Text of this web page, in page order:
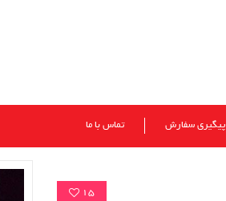
پیگیری سفارش تماس با ما
15